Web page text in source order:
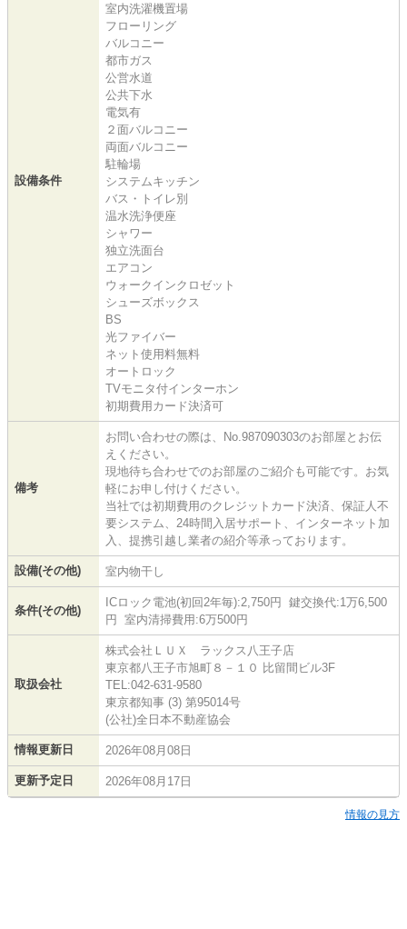
設備条件
室内洗濯機置場
フローリング
バルコニー
都市ガス
公営水道
公共下水
電気有
２面バルコニー
両面バルコニー
駐輪場
システムキッチン
バス・トイレ別
温水洗浄便座
シャワー
独立洗面台
エアコン
ウォークインクロゼット
シューズボックス
BS
光ファイバー
ネット使用料無料
オートロック
TVモニタ付インターホン
初期費用カード決済可
備考
お問い合わせの際は、No.987090303のお部屋とお伝
えください。
現地待ち合わせでのお部屋のご紹介も可能です。お気
軽にお申し付けください。
当社では初期費用のクレジットカード決済、保証人不
要システム、24時間入居サポート、インターネット加
入、提携引越し業者の紹介等承っております。
設備(その他) 室内物干し
条件(その他)
ICロック電池(初回2年毎):2,750円 鍵交換代:1万6,500
円 室内清掃費用:6万500円
取扱会社
株式会社ＬＵＸ ラックス八王子店
東京都八王子市旭町８－１０ 比留間ビル3F
TEL:042-631-9580
東京都知事 (3) 第95014号
(公社)全日本不動産協会
情報更新日 2026年08月08日
更新予定日 2026年08月17日
情報の見方